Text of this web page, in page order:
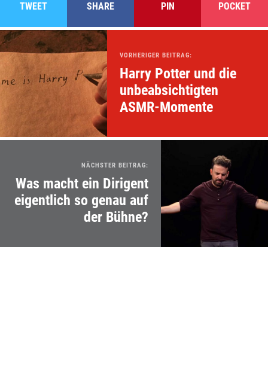
TWEET SHARE PIN POCKET
VORHERIGER BEITRAG:
Harry Potter und die
unbeabsichtigten
ASMR-Momente
NÄCHSTER BEITRAG:
Was macht ein Dirigent
eigentlich so genau auf
der Bühne?